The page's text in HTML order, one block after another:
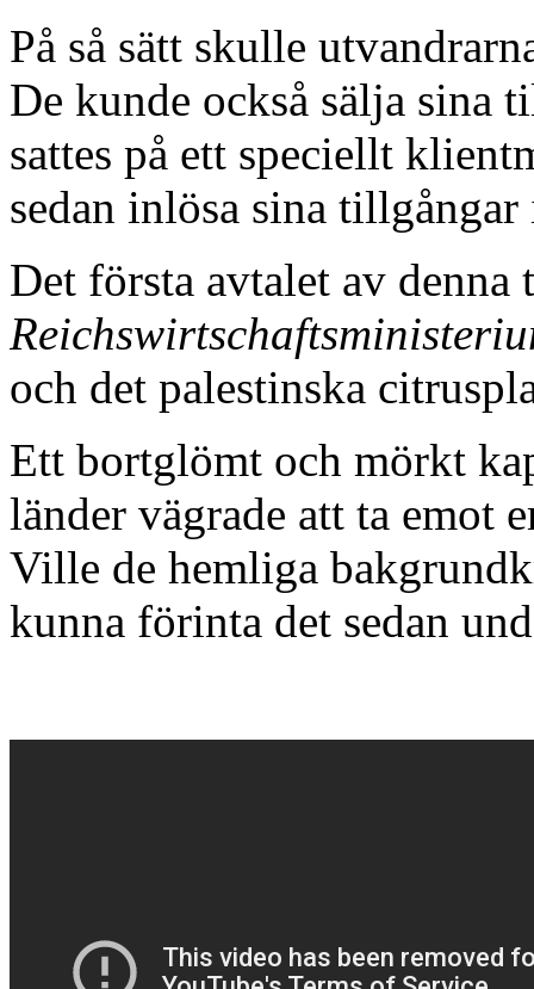
På så sätt skulle
De kunde också sälja sina
sattes på ett speciellt
sedan inlösa sina
Det första avtalet av
och det palestinska
Ett bortglömt och mörkt
länder vägrade att ta emot
Ville de hemliga
kunna förinta det sedan